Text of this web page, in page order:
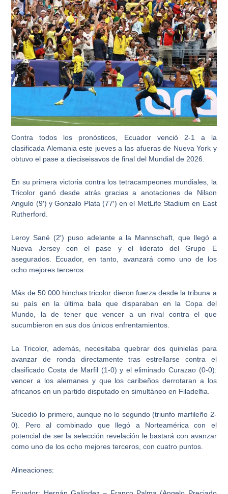
Contra todos los pronósticos, Ecuador venció 2-1 a la
clasificada Alemania este jueves a las afueras de Nueva York y
obtuvo el pase a dieciseisavos de final del Mundial de 2026.
En su primera victoria contra los tetracampeones mundiales, la
Tricolor ganó desde atrás gracias a anotaciones de Nilson
Angulo (9′) y Gonzalo Plata (77′) en el MetLife Stadium en East
Rutherford.
Leroy Sané (2′) puso adelante a la Mannschaft, que llegó a
Nueva Jersey con el pase y el liderato del Grupo E
asegurados. Ecuador, en tanto, avanzará como uno de los
ocho mejores terceros.
Más de 50.000 hinchas tricolor dieron fuerza desde la tribuna a
su país en la última bala que disparaban en la Copa del
Mundo, la de tener que vencer a un rival contra el que
sucumbieron en sus dos únicos enfrentamientos.
La Tricolor, además, necesitaba quebrar dos quinielas para
avanzar de ronda directamente tras estrellarse contra el
clasificado Costa de Marfil (1-0) y el eliminado Curazao (0-0):
vencer a los alemanes y que los caribeños derrotaran a los
africanos en un partido disputado en simultáneo en Filadelfia.
Sucedió lo primero, aunque no lo segundo (triunfo marfileño 2-
0). Pero al combinado que llegó a Norteamérica con el
potencial de ser la selección revelación le bastará con avanzar
como uno de los ocho mejores terceros, con cuatro puntos.
Alineaciones: